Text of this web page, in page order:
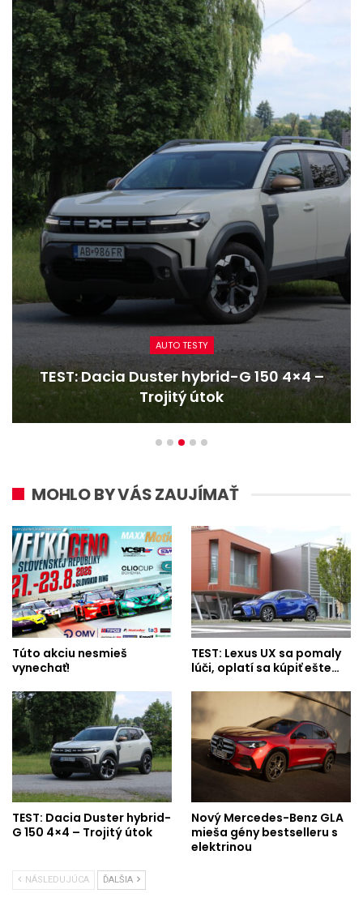
AUTO TESTY
TEST: Dacia Duster hybrid-G 150 4×4 –
Trojitý útok
MOHLO BY VÁS ZAUJÍMAŤ
Túto akciu nesmieš
vynechať!
TEST: Lexus UX sa pomaly
lúči, oplatí sa kúpiť ešte…
TEST: Dacia Duster hybrid-
G 150 4×4 – Trojitý útok
Nový Mercedes-Benz GLA
mieša gény bestselleru s
elektrinou
NÁSLEDUJÚCA ĎALŠIA